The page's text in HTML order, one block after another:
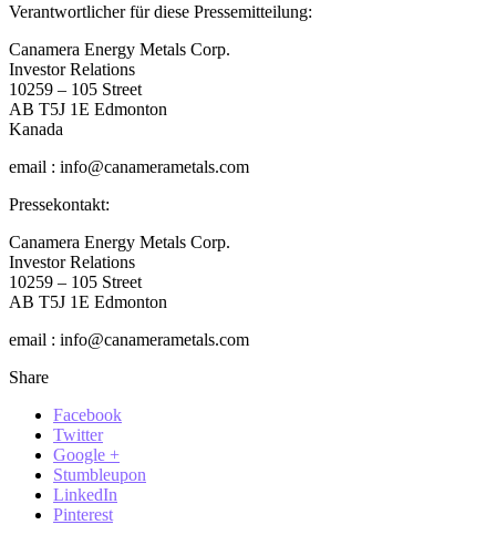
Verantwortlicher für diese Pressemitteilung:
Canamera Energy Metals Corp.
Investor Relations
10259 – 105 Street
AB T5J 1E Edmonton
Kanada
email : info@canamerametals.com
Pressekontakt:
Canamera Energy Metals Corp.
Investor Relations
10259 – 105 Street
AB T5J 1E Edmonton
email : info@canamerametals.com
Share
Facebook
Twitter
Google +
Stumbleupon
LinkedIn
Pinterest